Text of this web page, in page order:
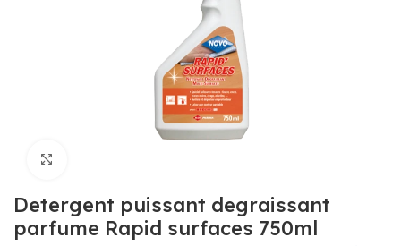
Detergent puissant degraissant
parfume Rapid surfaces 750ml